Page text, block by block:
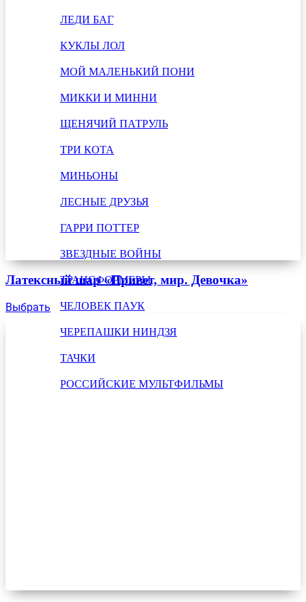
ЛЕДИ БАГ
КУКЛЫ ЛОЛ
МОЙ МАЛЕНЬКИЙ ПОНИ
МИККИ И МИННИ
ЩЕНЯЧИЙ ПАТРУЛЬ
ТРИ КОТА
МИНЬОНЫ
ЛЕСНЫЕ ДРУЗЬЯ
ГАРРИ ПОТТЕР
ЗВЕЗДНЫЕ ВОЙНЫ
ТРАНСФОРМЕРЫ
ЧЕЛОВЕК ПАУК
ЧЕРЕПАШКИ НИНДЗЯ
ТАЧКИ
РОССИЙСКИЕ МУЛЬТФИЛЬМЫ
Латексный шар «Привет, мир. Девочка»
Выбрать